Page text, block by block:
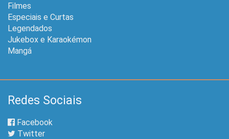
Filmes
Especiais e Curtas
Legendados
Jukebox e Karaokémon
Mangá
Redes Sociais
Facebook
Twitter